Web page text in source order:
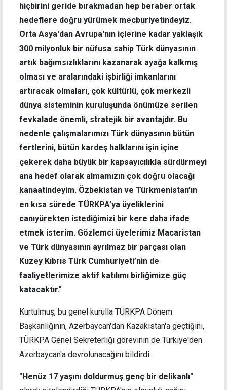
hiçbirini geride bırakmadan hep beraber ortak
hedeflere doğru yürümek mecburiyetindeyiz.
Orta Asya'dan Avrupa'nın içlerine kadar yaklaşık
300 milyonluk bir nüfusa sahip Türk dünyasının
artık bağımsızlıklarını kazanarak ayağa kalkmış
olması ve aralarındaki işbirliği imkanlarını
artıracak olmaları, çok kültürlü, çok merkezli
dünya sisteminin kuruluşunda önümüze serilen
fevkalade önemli, stratejik bir avantajdır. Bu
nedenle çalışmalarımızı Türk dünyasının bütün
fertlerini, bütün kardeş halklarını işin içine
çekerek daha büyük bir kapsayıcılıkla sürdürmeyi
ana hedef olarak almamızın çok doğru olacağı
kanaatindeyim. Özbekistan ve Türkmenistan’ın
en kısa sürede TÜRKPA’ya üyeliklerini
canıyürekten istediğimizi bir kere daha ifade
etmek isterim. Gözlemci üyelerimiz Macaristan
ve Türk dünyasının ayrılmaz bir parçası olan
Kuzey Kıbrıs Türk Cumhuriyeti’nin de
faaliyetlerimize aktif katılımı birliğimize güç
katacaktır."
Kurtulmuş, bu genel kurulla TÜRKPA Dönem
Başkanlığının, Azerbaycan'dan Kazakistan'a geçtiğini,
TÜRKPA Genel Sekreterliği görevinin de Türkiye'den
Azerbaycan'a devrolunacağını bildirdi.
"Henüz 17 yaşını doldurmuş genç bir delikanlı"